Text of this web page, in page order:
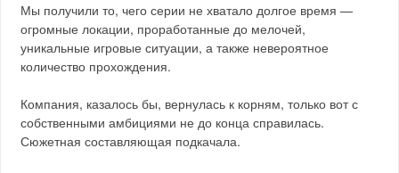
Мы получили то, чего серии не хватало долгое время —
огромные локации, проработанные до мелочей,
уникальные игровые ситуации, а также невероятное
количество прохождения.
Компания, казалось бы, вернулась к корням, только вот с
собственными амбициями не до конца справилась.
Сюжетная составляющая подкачала.